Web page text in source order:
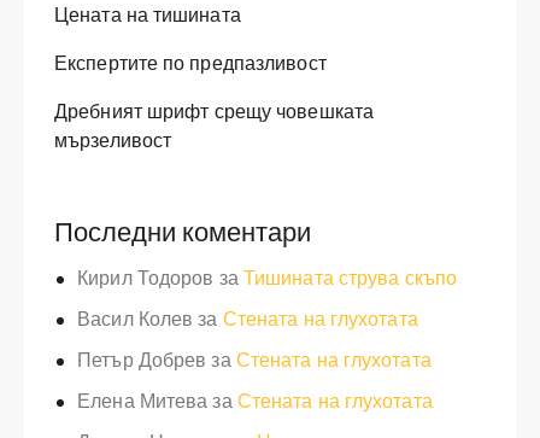
Цената на тишината
Експертите по предпазливост
Дребният шрифт срещу човешката
мързеливост
Последни коментари
Кирил Тодоров заТишината струва скъпо
Васил Колев за Стената на глухотата
Петър Добрев заСтената на глухотата
Елена МитевазаСтената на глухотата